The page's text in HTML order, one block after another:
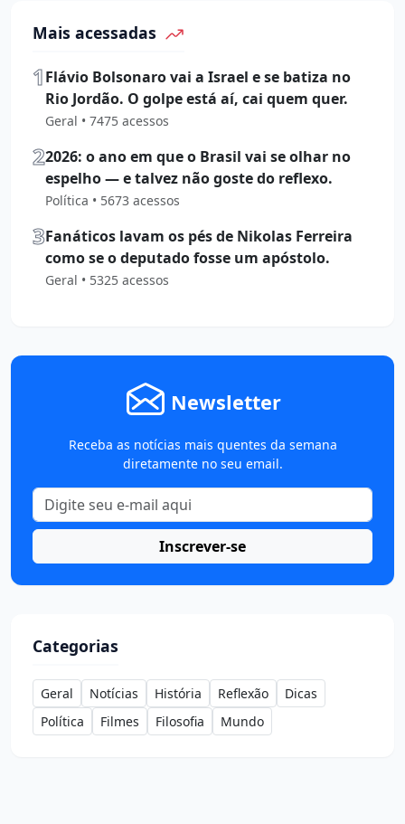
Mais acessadas
1Flávio Bolsonaro vai a Israel e se batiza no
Rio Jordão. O golpe está aí, cai quem quer.
Geral • 7475 acessos
22026: o ano em que o Brasil vai se olhar no
espelho — e talvez não goste do reflexo.
Política • 5673 acessos
3Fanáticos lavam os pés de Nikolas Ferreira
como se o deputado fosse um apóstolo.
Geral • 5325 acessos
Newsletter
Receba as notícias mais quentes da semana
diretamente no seu email.
Inscrever-se
Categorias
Geral Notícias História Reflexão
Dicas
Política
Filmes Filosofia Mundo